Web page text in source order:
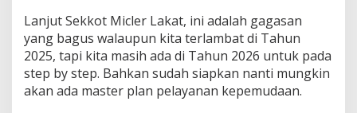
h
H
a
r
u
s
Lanjut Sekkot Micler Lakat, ini adalah gagasan
yang bagus walaupun kita terlambat di Tahun
2025, tapi kita masih ada di Tahun 2026 untuk pada
step by step. Bahkan sudah siapkan nanti mungkin
akan ada master plan pelayanan kepemudaan.